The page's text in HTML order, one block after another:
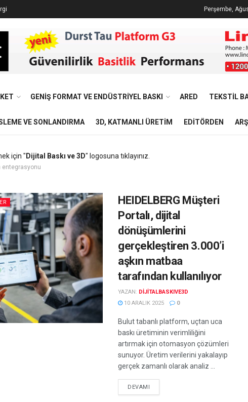
Perşembe,
GENIŞ FORMAT VE ENDÜSTRIYEL BASKI ARED TEKSTIL
VE SONLANDIRMA 3D, KATMANLI ÜRETIM EDITÖRDEN
için " Dijital Baskı ve 3D" logosuna tıklayınız.
entegrasyonu
HEIDELBERG Müşteri
Portalı, dijital
dönüşümlerini
gerçekleştiren 3.000’i
aşkın matbaa
tarafından kullanılıyor
YAZAN: DIJITALBASKIVE3D
10 ARALIK 2025
0
Bulut tabanlı platform, uçtan uca
baskı üretiminin verimliliğini
artırmak için otomasyon çözümleri
sunuyor. Üretim verilerini yakalayıp
gerçek zamanlı olarak analiz ...
DEVAMI